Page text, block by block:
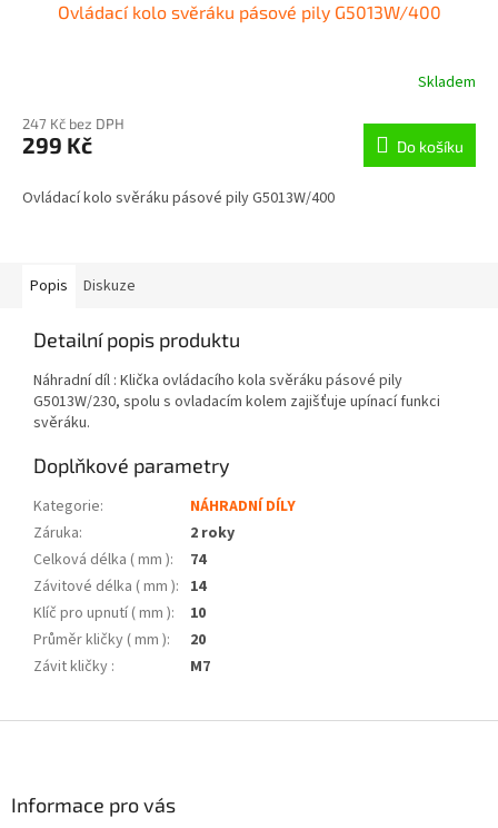
Ovládací kolo svěráku pásové pily G5013W/400
Skladem
247 Kč bez DPH
299 Kč Do košíku
Ovládací kolo svěráku pásové pily G5013W/400
Popis Diskuze
Detailní popis produktu
Náhradní díl : Klička ovládacího kola svěráku pásové pily
G5013W/230, spolu s ovladacím kolem zajišťuje upínací funkci
svěráku.
Doplňkové parametry
Kategorie:
NÁHRADNÍ DÍLY
Záruka:
2 roky
Celková délka ( mm ):
74
Závitové délka ( mm ): 14
Klíč pro upnutí ( mm ):
10
Průměr kličky ( mm ):
20
Závit kličky : M7
Informace pro vás